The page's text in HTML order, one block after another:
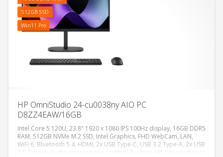
512GB SSD
Win11 Pro
HP OmniStudio 24-cu0038ny AIO PC
D8ZZ4EAW/16GB
Intel Core 5 120U, 23.8" 1920 x 1080 IPS 100Hz display, 16GB DDR5
RAM, 512GB NVMe M.2 SSD, Intel Graphics, FHD WebCam, LAN,
WiFi 6, Bluetooth 5.4, HDMI, 2x USB Type-C, USB 3.2 Type-A, 2x USB
2.0 Type-A, Audio/microphone combo, Zvučnici, HP žična tastatura